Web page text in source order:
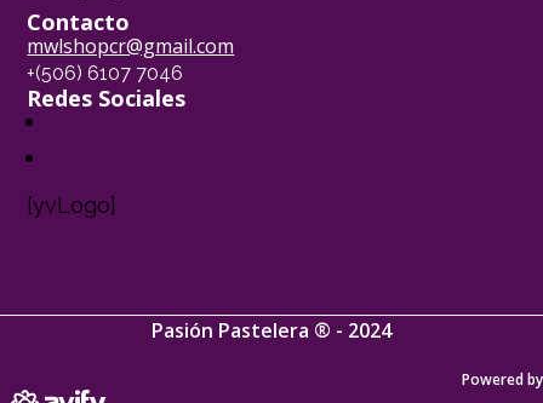
Contacto
mwlshopcr@gmail.com
+(506) 6107 7046
Redes Sociales
[yvLogo]
Pasión Pastelera ® - 2024
Powered by